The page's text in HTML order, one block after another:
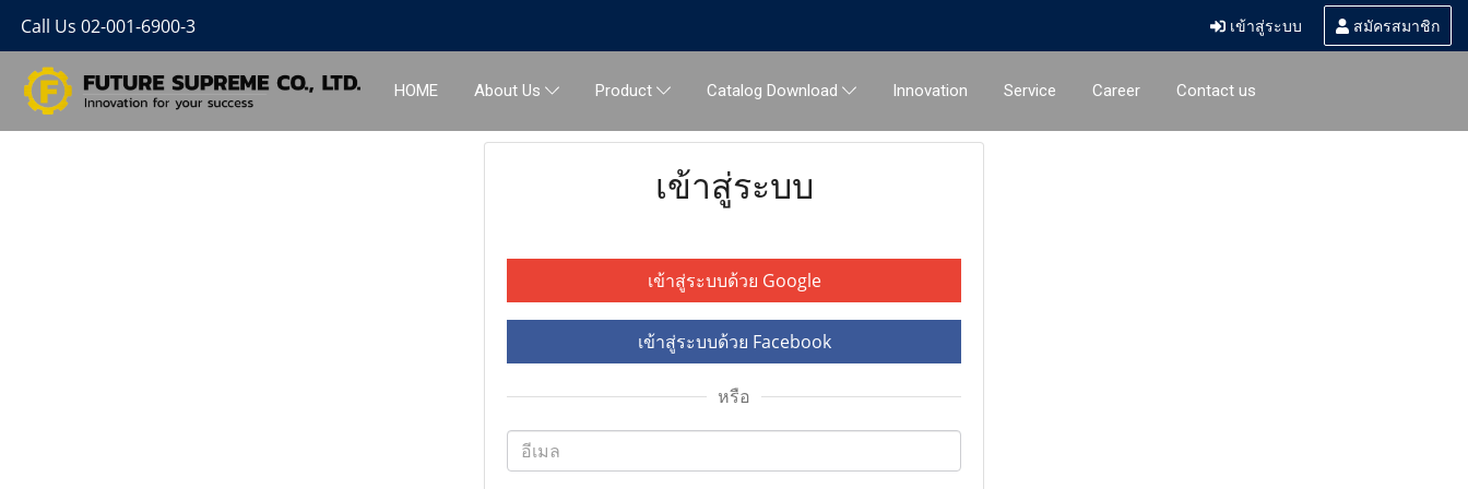
Call Us 02-001-6900-3 เข้าสู่ระบบ สมัครสมาชิก
HOME About Us Product Catalog Download Innovation Service Career Contact us
เข้าสู่ระบบ
เข้าสู่ระบบด้วย Google
เข้าสู่ระบบด้วย Facebook
หรือ